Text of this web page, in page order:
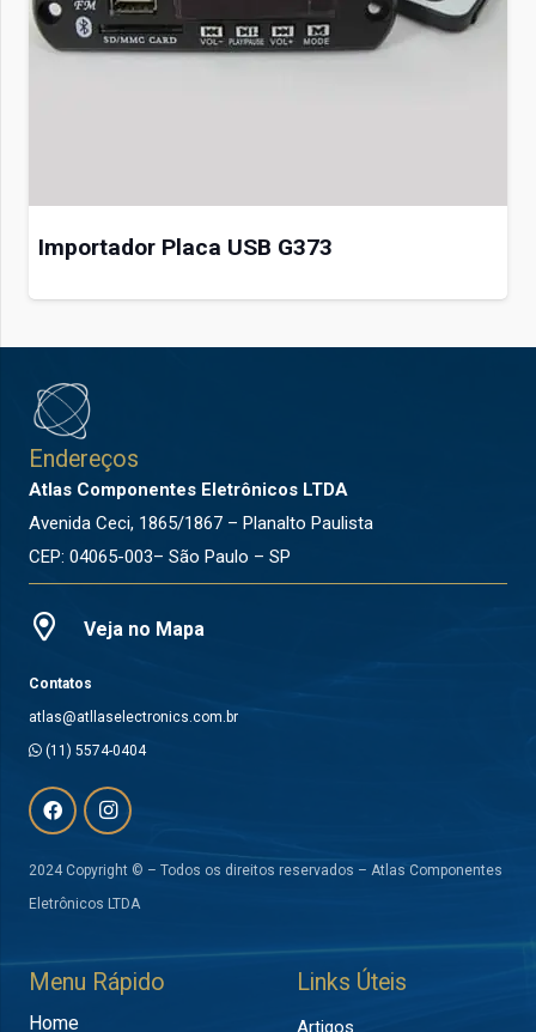
Importador Placa USB G373
Endereços
Atlas Componentes Eletrônicos LTDA
Avenida Ceci, 1865/1867 – Planalto Paulista
CEP: 04065-003– São Paulo – SP
Veja no Mapa
Contatos
atlas@atllaselectronics.com.br
(11) 5574-0404
2024 Copyright © – Todos os direitos reservados – Atlas Componentes
Eletrônicos LTDA
Menu Rápido
Home
Links Úteis
Artigos